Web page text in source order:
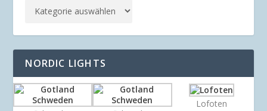
NORDIC LIGHTS
Lofoten